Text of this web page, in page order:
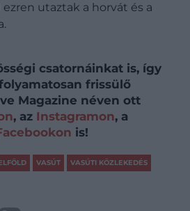
ezren utaztak a horvát és a
csatornáinkat is, így
frissülő
Magazine néven ott
, az Instagramon, a
is!
VASÚT VASÚTI KÖZLEKEDÉS